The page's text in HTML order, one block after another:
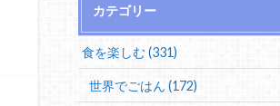
カテゴリー
食を楽しむ (331)
世界でごはん (172)